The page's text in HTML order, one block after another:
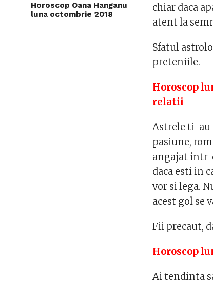
Horoscop Oana Hanganu
luna octombrie 2018
chiar daca
atent la
Sfatul
preteniile.
Horoscop
relatii
Astrele ti-au
pasiune,
angajat intr-
daca esti in
vor si lega.
acest gol se
Fii precaut,
Horoscop
Ai tendinta